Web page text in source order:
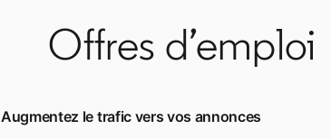
Offres d’emploi
Augmentez le trafic vers vos annonces